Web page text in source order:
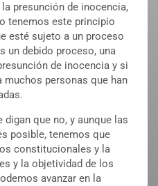
presunción de inocencia,
tenemos este principio
esté sujeto a un proceso
un debido proceso, una
de inocencia y si
muchos personas que han
digan que no, y aunque las
posible, tenemos que
constitucionales y la
y la objetividad de los
avanzar en la